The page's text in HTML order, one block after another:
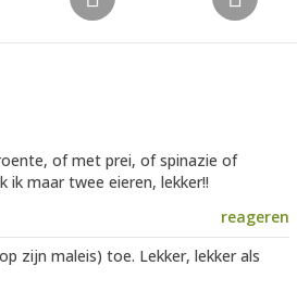
of met prei, of spinazie of
maar twee eieren, lekker!!
reageren
zijn maleis) toe. Lekker, lekker als